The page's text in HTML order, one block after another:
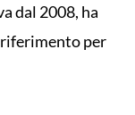
dal 2008, ha
per